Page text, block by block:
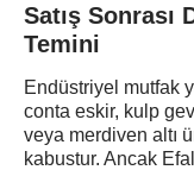
Satış Sonrası
Temini
Endüstriyel mutfak
conta eskir, kulp
veya merdiven altı
kabustur. Ancak